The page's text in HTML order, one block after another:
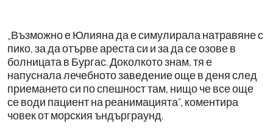
„Възможно е Юлияна да е симулирала натравяне с
пико, за да отърве ареста си и за да се озове в
болницата в Бургас. Доколкото знам, тя е
напуснала лечебното заведение още в деня след
приемането си по спешност там, нищо че все още
се води пациент на реанимацията“, коментира
човек от морския ъндърграунд.